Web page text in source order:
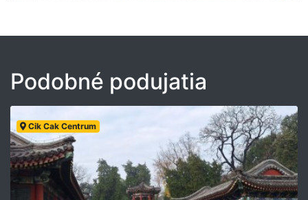
Podobné podujatia
Cik Cak Centrum